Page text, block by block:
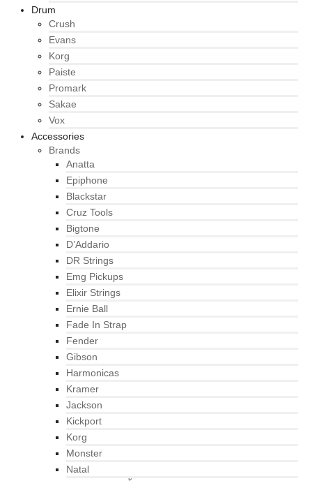
Drum
Crush
Evans
Korg
Paiste
Promark
Sakae
Vox
Accessories
Brands
Anatta
Epiphone
Blackstar
Cruz Tools
Bigtone
D’Addario
DR Strings
Emg Pickups
Elixir Strings
Ernie Ball
Fade In Strap
Fender
Gibson
Harmonicas
Kramer
Jackson
Kickport
Korg
Monster
Natal